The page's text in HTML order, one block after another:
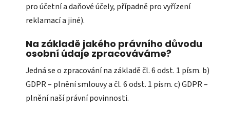
pro účetní a daňové účely, případně pro vyřízení
reklamací a jiné).
Na základě jakého právního důvodu
osobní údaje zpracováváme?
Jedná se o zpracování na základě čl. 6 odst. 1 písm. b)
GDPR – plnění smlouvy a čl. 6 odst. 1 písm. c) GDPR –
plnění naší právní povinnosti.